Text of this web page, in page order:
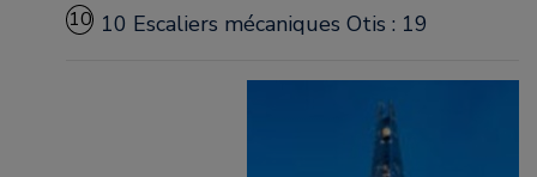
10 10 Escaliers mécaniques Otis : 19